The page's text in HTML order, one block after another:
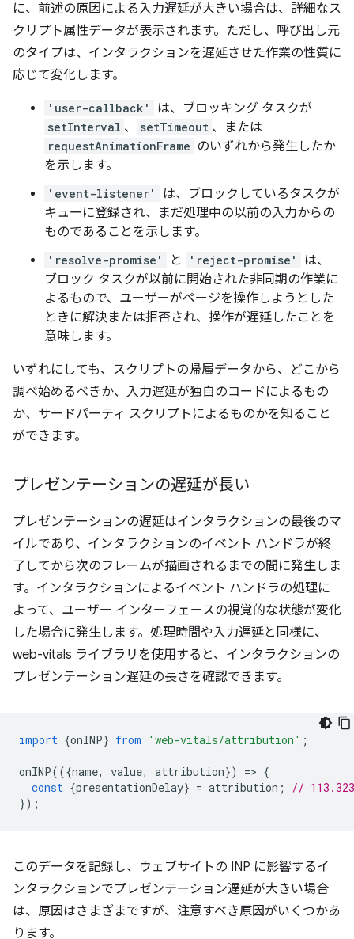
に、前述の原因による入力遅延が大きい場合は、詳細なス
クリプト属性データが表示されます。ただし、呼び出し元
のタイプは、インタラクションを遅延させた作業の性質に
応じて変化します。
'user-callback' は、ブロッキング タスクが
setInterval 、 setTimeout 、または
requestAnimationFrame のいずれから発生したか
を示します。
'event-listener'
は、ブロックしているタスクが
キューに登録され、まだ処理中の以前の入力からの
ものであることを示します。
'resolve-promise' と 'reject-promise'
は、
ブロック タスクが以前に開始された非同期の作業に
よるもので、ユーザーがページを操作しようとした
ときに解決または拒否され、操作が遅延したことを
意味します。
いずれにしても、スクリプトの帰属データから、どこから
調べ始めるべきか、入力遅延が独自のコードによるもの
か、サードパーティ スクリプトによるものかを知ること
ができます。
プレゼンテーションの遅延が長い
プレゼンテーションの遅延はインタラクションの最後のマ
イルであり、インタラクションのイベント ハンドラが終
了してから次のフレームが描画されるまでの間に発生しま
す。インタラクションによるイベント ハンドラの処理に
よって、ユーザー インターフェースの視覚的な状態が変化
した場合に発生します。処理時間や入力遅延と同様に、
web-vitals ライブラリを使用すると、インタラクションの
プレゼンテーション遅延の長さを確認できます。
import {onINP} from 'web-vitals/attribution' ;
onINP(({name, value, attribution}) => {
const {presentationDelay} = attribution ;
//
});
このデータを記録し、ウェブサイトの INP に影響するイ
ンタラクションでプレゼンテーション遅延が大きい場合
は、原因はさまざまですが、注意すべき原因がいくつかあ
ります。